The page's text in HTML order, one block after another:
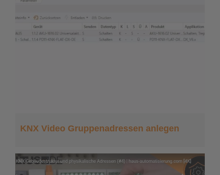
KNX Video Gruppenadressen anlegen